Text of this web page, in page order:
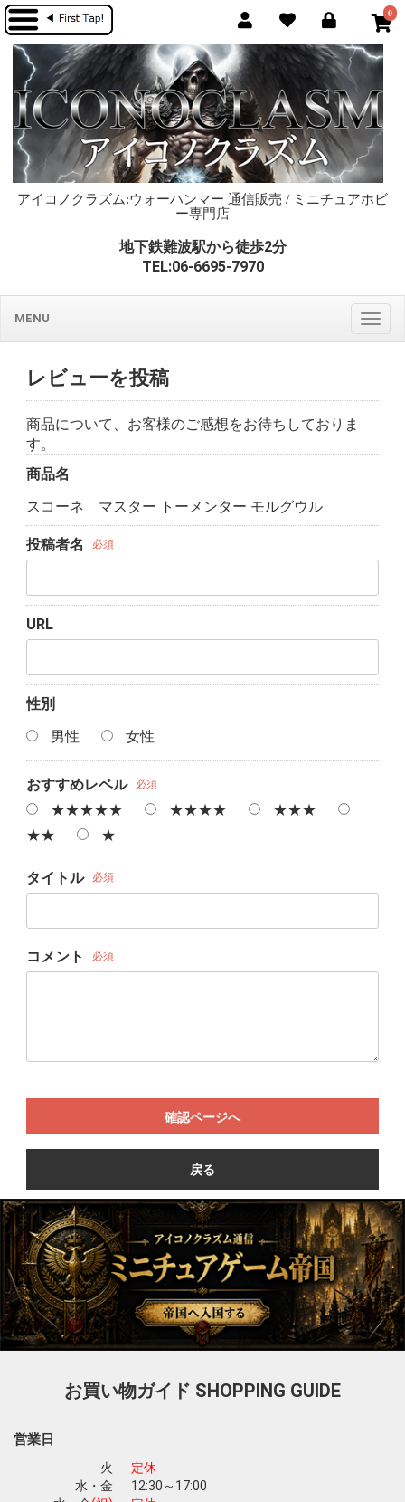
0
アイコノクラズム:ウォーハンマー 通信販売 / ミニチュアホビ
ー専門店
地下鉄難波駅から徒歩2分
TEL:06-6695-7970
MENU
レビューを投稿
商品について、お客様のご感想をお待ちしておりま
す。
商品名
スコーネ マスター トーメンター モルグウル
投稿者名 必須
URL
性別
男性
女性
おすすめレベル 必須
★★★★★ ★★★★
★★★
★★
★
タイトル 必須
コメント 必須
確認ページへ
戻る
お買い物ガイド SHOPPING GUIDE
営業日
火
定休
水・金
12:30～17:00